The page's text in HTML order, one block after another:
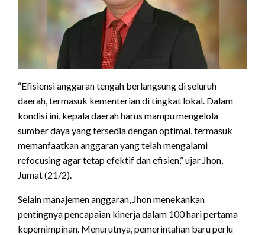
“Efisiensi anggaran tengah berlangsung di seluruh
daerah, termasuk kementerian di tingkat lokal. Dalam
kondisi ini, kepala daerah harus mampu mengelola
sumber daya yang tersedia dengan optimal, termasuk
memanfaatkan anggaran yang telah mengalami
refocusing agar tetap efektif dan efisien,” ujar Jhon,
Jumat (21/2).
Selain manajemen anggaran, Jhon menekankan
pentingnya pencapaian kinerja dalam 100 hari pertama
kepemimpinan. Menurutnya, pemerintahan baru perlu